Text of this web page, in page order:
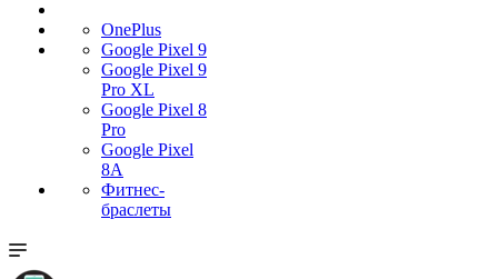
OnePlus
Google Pixel 9
Google Pixel 9
Pro XL
Google Pixel 8
Pro
Google Pixel
8A
Фитнес-
браслеты